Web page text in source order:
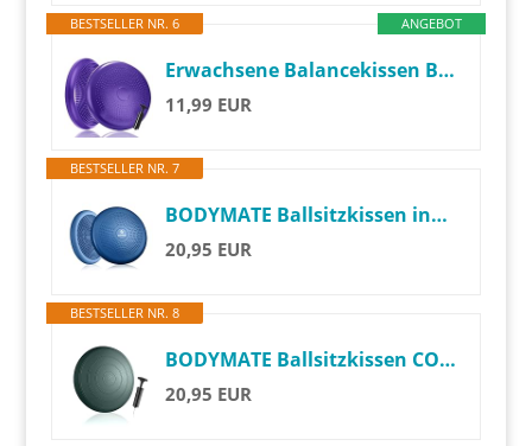
ANGEBOT
BESTSELLER NR. 6
Erwachsene Balancekissen Ballsitzkissen mit Luftpumpe, Durchmesser 33cm Balance Training Yoga Matte Massage Board Physiokissen für Core, Koordination Fitness Rückentraining Pad (Lila)
11,99 EUR
BESTSELLER NR. 7
BODYMATE Ballsitzkissen inkl. Pumpe BLAU 34cm Durchmesser - Balance-Kissen, Luftkissen, Balance Pad, Noppenkissen - Core -, Fitness-, Reha-, Koordinations- und Rückentraining
20,95 EUR
BESTSELLER NR. 8
BODYMATE Ballsitzkissen COMFORT inkl. Pumpe MIDNIGHT-GREEN 33cm Durchmesser - Balance-Kissen, Sitzballkissen, Luftkissen, Balance Pad - Core-, Fitness-, Reha-, Koordinations- und Rückentraining
20,95 EUR